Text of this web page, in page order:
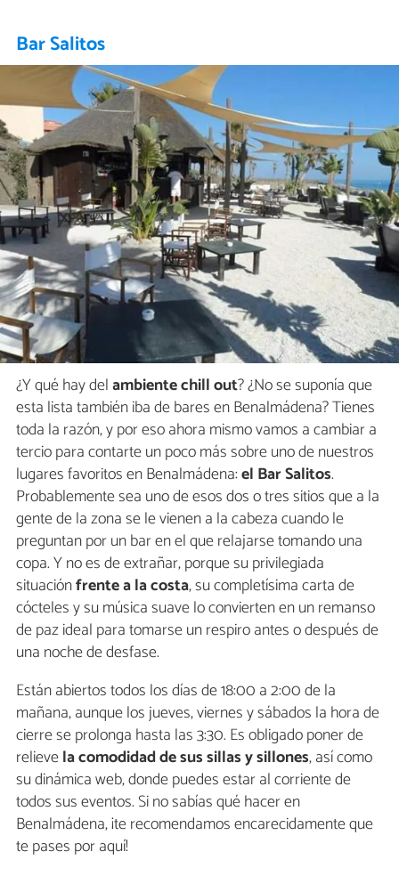
Bar Salitos
¿Y qué hay delambiente chill out? ¿No se suponía que
esta lista también iba de bares en Benalmádena? Tienes
toda la razón, y por eso ahora mismo vamos a cambiar a
tercio para contarte un poco más sobre uno de nuestros
lugares favoritos en Benalmádena:el Bar Salitos.
Probablemente sea uno de esos dos o tres sitios que a la
gente de la zona se le vienen a la cabeza cuando le
preguntan por un bar en el que relajarse tomando una
copa. Y no es de extrañar, porque su privilegiada
situaciónfrente a la costa, su completísima carta de
cócteles y su música suave lo convierten en un remanso
de paz ideal para tomarse un respiro antes o después de
una noche de desfase.
Están abiertos todos los días de 18:00 a 2:00 de la
mañana, aunque los jueves, viernes y sábados la hora de
cierre se prolonga hasta las 3:30. Es obligado poner de
relievela comodidad de sus sillas y sillones, así como
su dinámica web, donde puedes estar al corriente de
todos sus eventos. Si no sabías qué hacer en
Benalmádena, ¡te recomendamos encarecidamente que
te pases por aquí!